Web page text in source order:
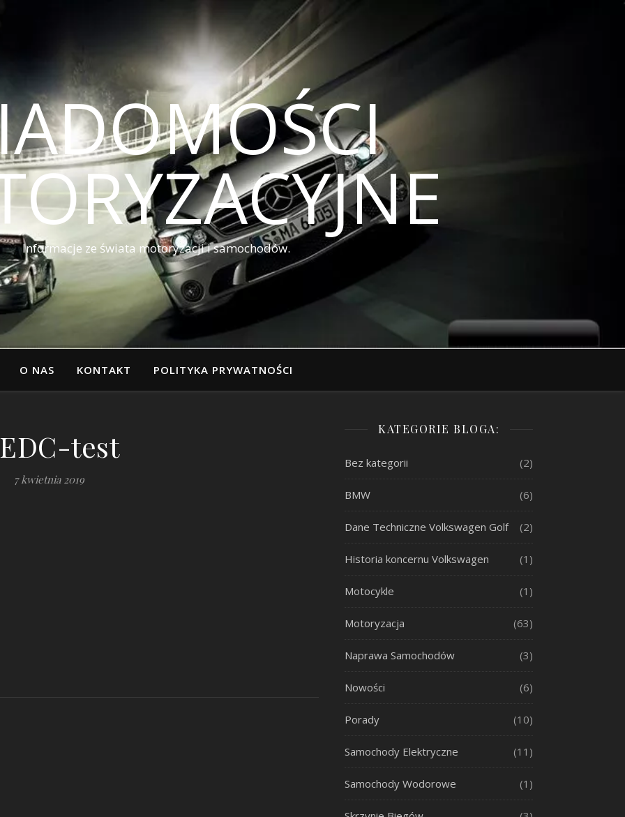
Informacje ze świata motoryzacji i samochodów.
O NAS KONTAKT POLITYKA PRYWATNOŚCI
test
7 kwietnia 2019
KATEGORIE BLOGA:
Bez kategorii (2)
BMW (6)
Dane Techniczne Volkswagen Golf (2)
Historia koncernu Volkswagen (1)
Motocykle (1)
Motoryzacja (63)
Naprawa Samochodów (3)
Nowości (6)
Porady (10)
Samochody Elektryczne (11)
Samochody Wodorowe (1)